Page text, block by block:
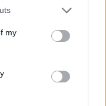
my